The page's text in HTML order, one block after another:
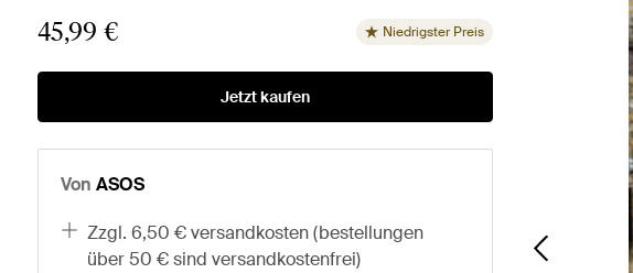
45,99 € Niedrigster Preis
Jetzt kaufen
Von ASOS
zzgl. 6,50 € versandkosten (bestellungen
über 50 € sind versandkostenfrei)